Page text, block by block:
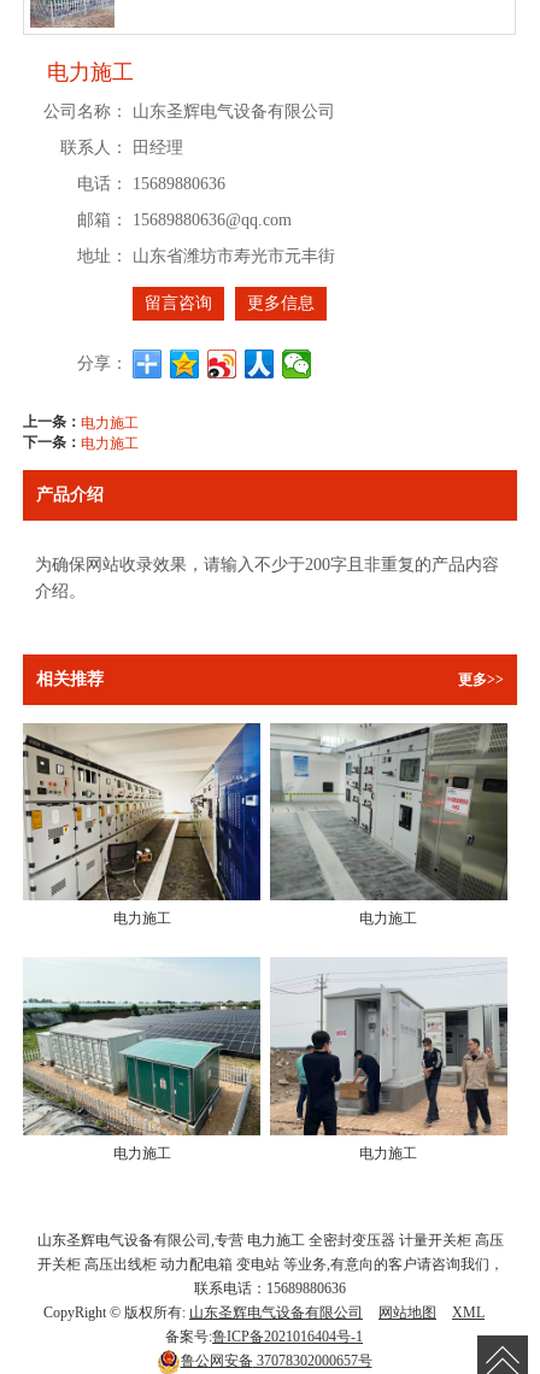
电力施工
公司名称：
山东圣辉电气设备有限公司
联系人：
田经理
电话：
15689880636
邮箱：
15689880636@qq.com
地址：
山东省潍坊市寿光市元丰街
留言咨询 更多信息
分享：
上一条：电力施工
下一条：电力施工
产品介绍
为确保网站收录效果，请输入不少于200字且非重复的产品内容
介绍。
相关推荐 更多>>
电力施工 电力施工
电力施工 电力施工
山东圣辉电气设备有限公司,专营 电力施工 全密封变压器 计量开关柜 高压
开关柜 高压出线柜 动力配电箱 变电站 等业务,有意向的客户请咨询我们，
联系电话：15689880636
CopyRight © 版权所有: 山东圣辉电气设备有限公司 网站地图
XML
备案号:鲁ICP备2021016404号-1
鲁公网安备37078302000657号